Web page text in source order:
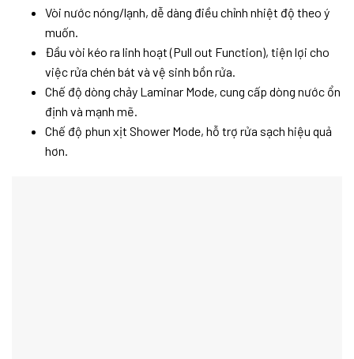
Vòi nước nóng/lạnh, dễ dàng điều chỉnh nhiệt độ theo ý
muốn.
Đầu vòi kéo ra linh hoạt (Pull out Function), tiện lợi cho
việc rửa chén bát và vệ sinh bồn rửa.
Chế độ dòng chảy Laminar Mode, cung cấp dòng nước ổn
định và mạnh mẽ.
Chế độ phun xịt Shower Mode, hỗ trợ rửa sạch hiệu quả
hơn.